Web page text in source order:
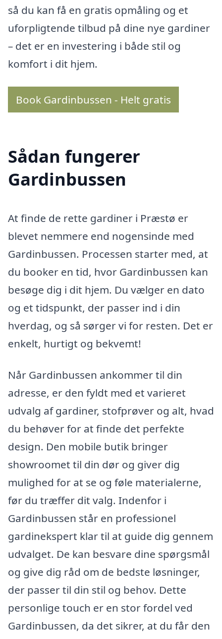
så du kan få en gratis opmåling og et
uforpligtende tilbud på dine nye gardiner
– det er en investering i både stil og
komfort i dit hjem.
Book Gardinbussen - Helt gratis
Sådan fungerer
Gardinbussen
At finde de rette gardiner i Præstø er
blevet nemmere end nogensinde med
Gardinbussen. Processen starter med, at
du booker en tid, hvor Gardinbussen kan
besøge dig i dit hjem. Du vælger en dato
og et tidspunkt, der passer ind i din
hverdag, og så sørger vi for resten. Det er
enkelt, hurtigt og bekvemt!
Når Gardinbussen ankommer til din
adresse, er den fyldt med et varieret
udvalg af gardiner, stofprøver og alt, hvad
du behøver for at finde det perfekte
design. Den mobile butik bringer
showroomet til din dør og giver dig
mulighed for at se og føle materialerne,
før du træffer dit valg. Indenfor i
Gardinbussen står en professionel
gardinekspert klar til at guide dig gennem
udvalget. De kan besvare dine spørgsmål
og give dig råd om de bedste løsninger,
der passer til din stil og behov. Dette
personlige touch er en stor fordel ved
Gardinbussen, da det sikrer, at du får den